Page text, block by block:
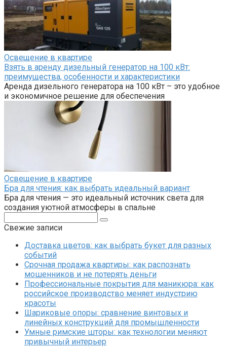
Освещение в квартире
Взять в аренду дизельный генератор на 100 кВт:
преимущества, особенности и характеристики
Аренда дизельного генератора на 100 кВт – это удобное
и экономичное решение для обеспечения
Освещение в квартире
Бра для чтения: как выбрать идеальный вариант
Бра для чтения — это идеальный источник света для
создания уютной атмосферы в спальне
Свежие записи
Доставка цветов: как выбрать букет для разных
событий
Срочная продажа квартиры: как распознать
мошенников и не потерять деньги
Профессиональные покрытия для маникюра: как
российское производство меняет индустрию
красоты
Шариковые опоры: сравнение винтовых и
линейных конструкций для промышленности
Умные римские шторы: как технологии меняют
привычный интерьер